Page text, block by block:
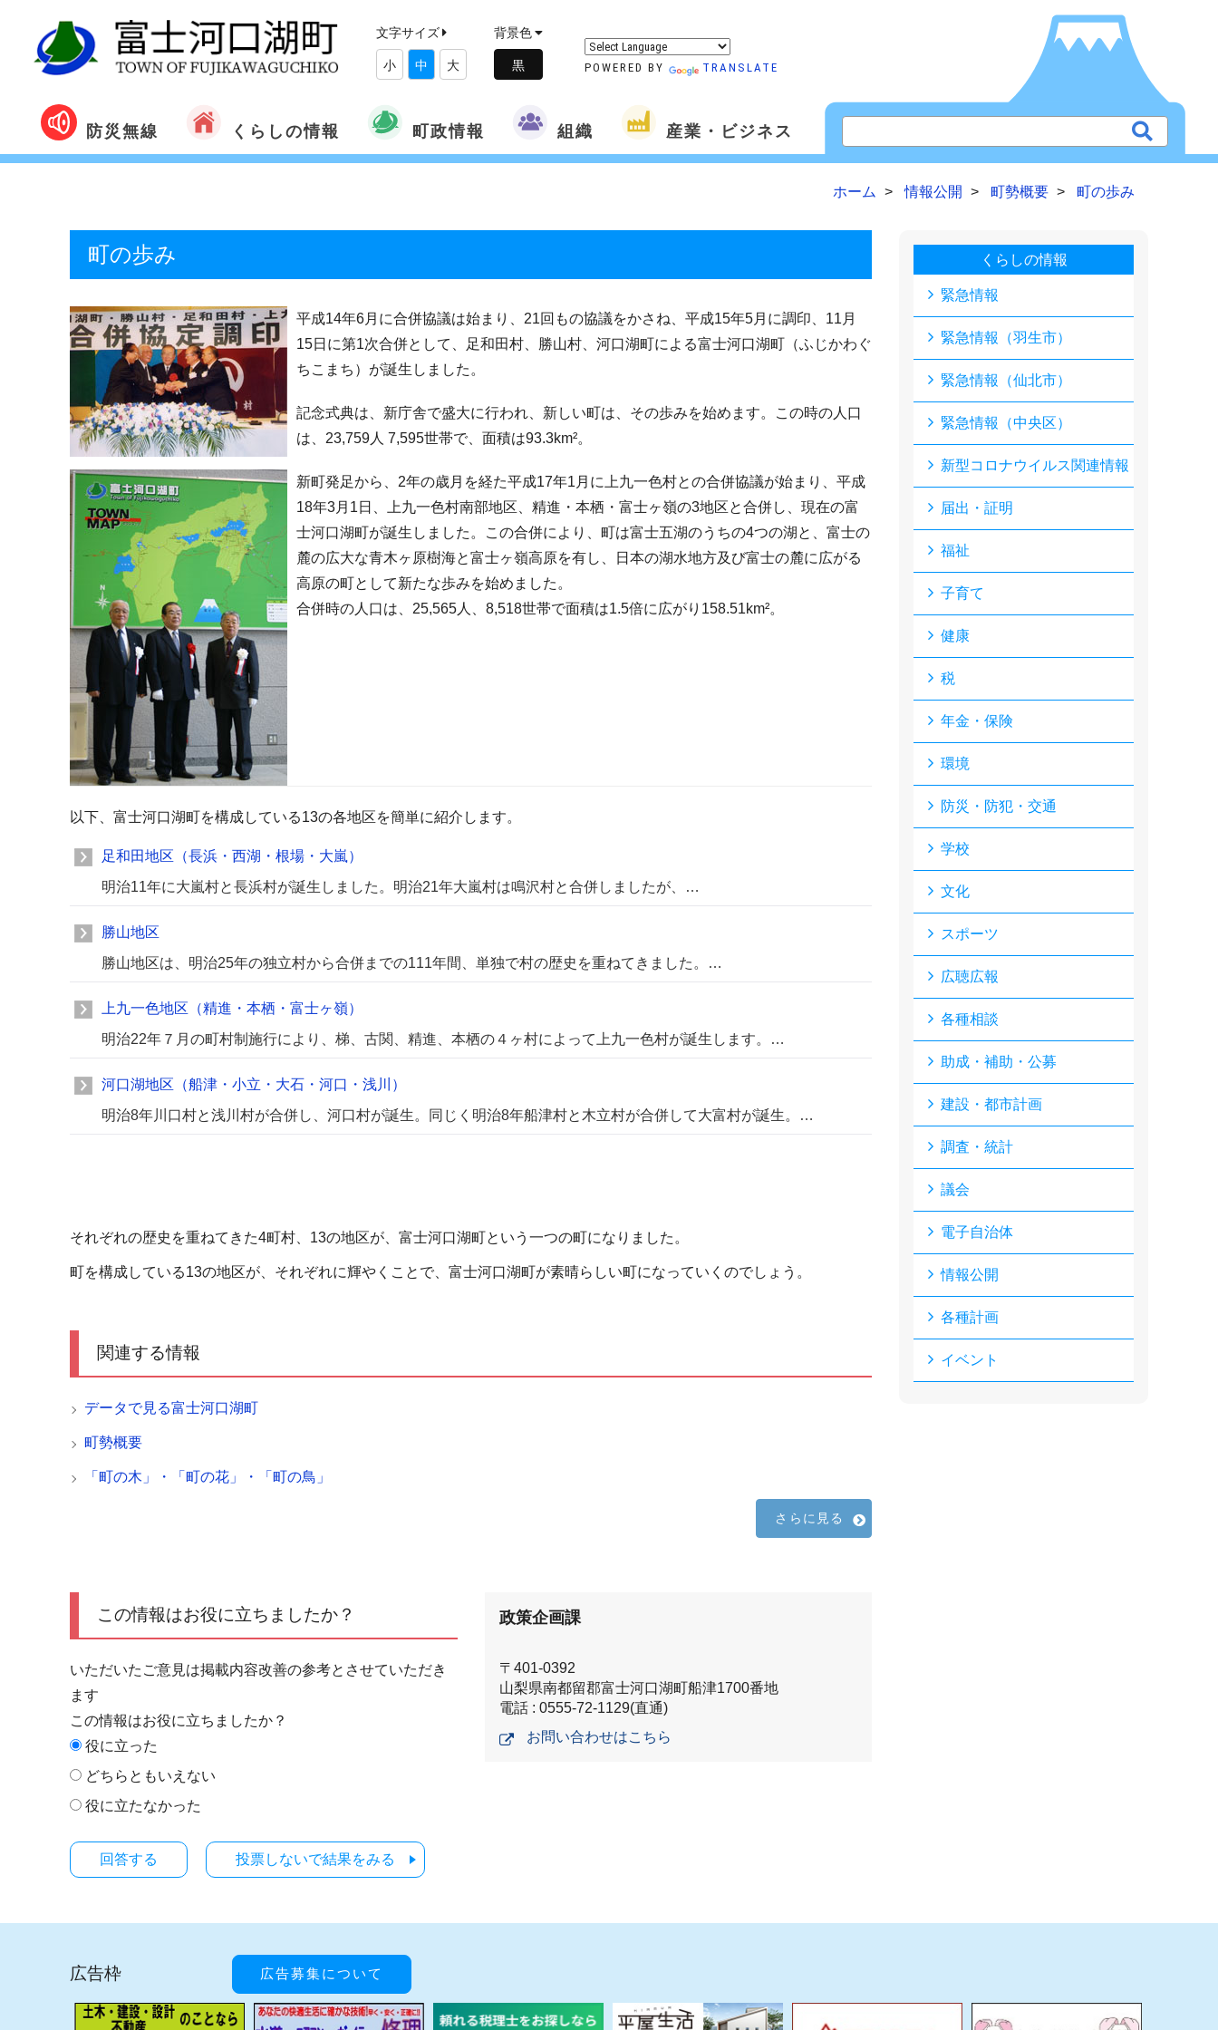
文字サイズ
小 中 大
背景色
POWERED BY TRANSLATE
防災無線 くらしの情報 町政情報 組織 産業・ビジネス
ホーム 情報公開 町勢概要 町の歩み
町の歩み
平成14年6月に合併協議は始まり、21回もの協議をかさね、平成15年5月に調印、11月
15日に第1次合併として、足和田村、勝山村、河口湖町による富士河口湖町（ふじかわぐ
ちこまち）が誕生しました。
記念式典は、新庁舎で盛大に行われ、新しい町は、その歩みを始めます。この時の人口
は、23,759人 7,595世帯で、面積は93.3km²。
新町発足から、2年の歳月を経た平成17年1月に上九一色村との合併協議が始まり、平成
18年3月1日、上九一色村南部地区、精進・本栖・富士ヶ嶺の3地区と合併し、現在の富
士河口湖町が誕生しました。この合併により、町は富士五湖のうちの4つの湖と、富士の
麓の広大な青木ヶ原樹海と富士ヶ嶺高原を有し、日本の湖水地方及び富士の麓に広がる
高原の町として新たな歩みを始めました。
合併時の人口は、25,565人、8,518世帯で面積は1.5倍に広がり158.51km²。
以下、富士河口湖町を構成している13の各地区を簡単に紹介します。
足和田地区（長浜・西湖・根場・大嵐）
明治11年に大嵐村と長浜村が誕生しました。明治21年大嵐村は鳴沢村と合併しましたが、…
勝山地区
勝山地区は、明治25年の独立村から合併までの111年間、単独で村の歴史を重ねてきました。…
上九一色地区（精進・本栖・富士ヶ嶺）
明治22年７月の町村制施行により、梯、古関、精進、本栖の４ヶ村によって上九一色村が誕生します。…
河口湖地区（船津・小立・大石・河口・浅川）
明治8年川口村と浅川村が合併し、河口村が誕生。同じく明治8年船津村と木立村が合併して大富村が誕生。…
それぞれの歴史を重ねてきた4町村、13の地区が、富士河口湖町という一つの町になりました。
町を構成している13の地区が、それぞれに輝やくことで、富士河口湖町が素晴らしい町になっていくのでしょう。
関連する情報
データで見る富士河口湖町
町勢概要
「町の木」・「町の花」・「町の鳥」
さらに見る
この情報はお役に立ちましたか？
いただいたご意見は掲載内容改善の参考とさせていただき
ます
この情報はお役に立ちましたか？
役に立った
どちらともいえない
役に立たなかった
投票しないで結果をみる
政策企画課
〒401-0392
山梨県南都留郡富士河口湖町船津1700番地
電話 : 0555-72-1129(直通)
お問い合わせはこちら
くらしの情報
緊急情報
緊急情報（羽生市）
緊急情報（仙北市）
緊急情報（中央区）
新型コロナウイルス関連情報
届出・証明
福祉
子育て
健康
税
年金・保険
環境
防災・防犯・交通
学校
文化
スポーツ
広聴広報
各種相談
助成・補助・公募
建設・都市計画
調査・統計
議会
電子自治体
情報公開
各種計画
イベント
広告枠 広告募集について